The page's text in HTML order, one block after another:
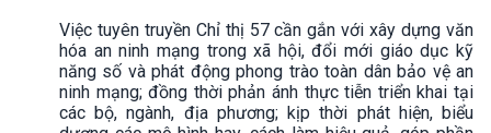
Việc tuyên truyền Chỉ thị 57 cần gắn với xây dựng văn
hóa an ninh mạng trong xã hội, đổi mới giáo dục kỹ
năng số và phát động phong trào toàn dân bảo vệ an
ninh mạng; đồng thời phản ánh thực tiễn triển khai tại
các bộ, ngành, địa phương; kịp thời phát hiện, biểu